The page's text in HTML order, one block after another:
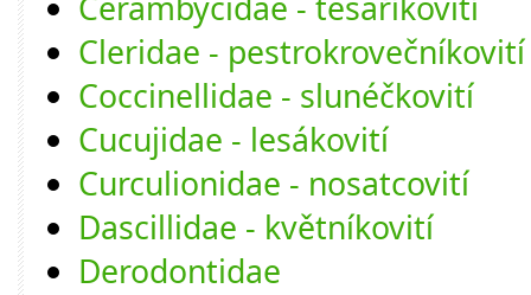
Cleridae - pestrokrovečníkovití
Coccinellidae - slunéčkovití
Cucujidae - lesákovití
Curculionidae - nosatcovití
Dascillidae - květníkovití
Derodontidae